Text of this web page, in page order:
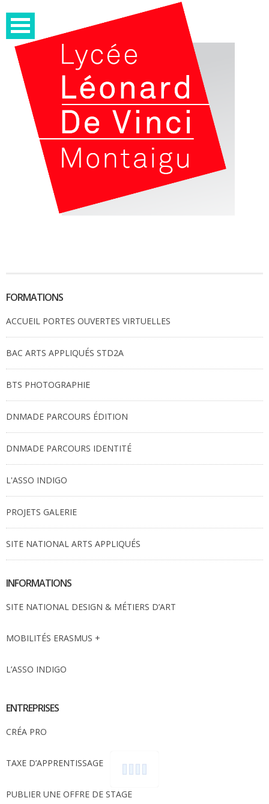
FORMATIONS
ACCUEIL PORTES OUVERTES VIRTUELLES
BAC ARTS APPLIQUÉS STD2A
BTS PHOTOGRAPHIE
DNMADE PARCOURS ÉDITION
DNMADE PARCOURS IDENTITÉ
L'ASSO INDIGO
PROJETS GALERIE
SITE NATIONAL ARTS APPLIQUÉS
INFORMATIONS
SITE NATIONAL DESIGN & MÉTIERS D’ART
MOBILITÉS ERASMUS +
L’ASSO INDIGO
ENTREPRISES
CRÉA PRO
TAXE D’APPRENTISSAGE
PUBLIER UNE OFFRE DE STAGE